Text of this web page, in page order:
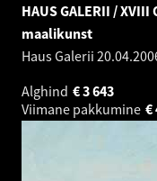
HAUS GALERII /
maalikunst
Haus Galerii
Alghind
3 643
€
Viimane pakkumine €